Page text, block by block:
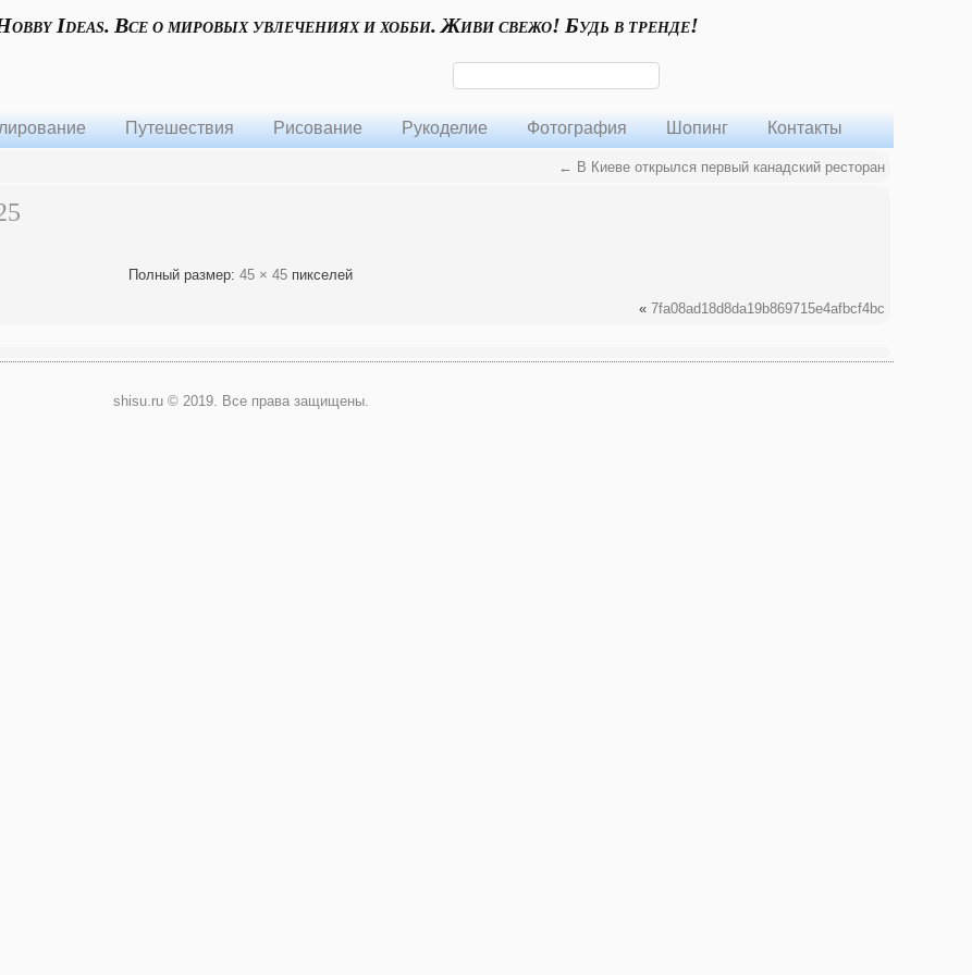
Ideas. Все о мировых увлечениях и хобби. Живи свежо! Будь в тренде!
Путешествия Рисование Рукоделие Фотография Шопинг Контакты
← В Киеве открылся первый канадский ресторан
Полный размер: 45 × 45 пикселей
« 7fa08ad18d8da19b869715e4afbcf4bc
shisu.ru © 2019. Все права защищены.